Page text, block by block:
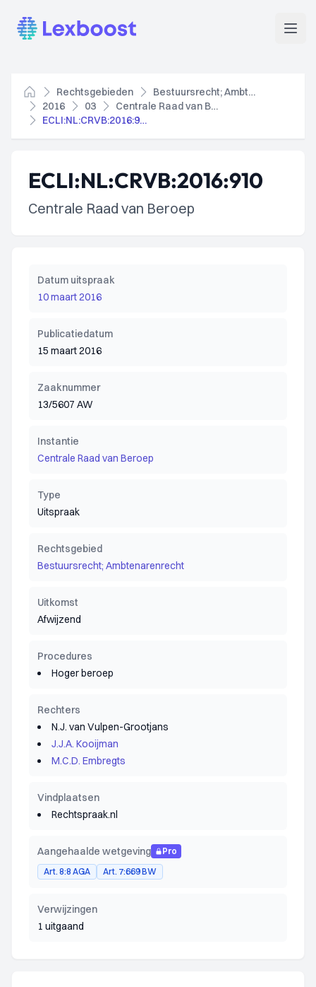
Lexboost
Home
Rechtsgebieden
Bestuursrecht; Ambtenarenrecht
2016
03
Centrale Raad van Beroep
ECLI:NL:CRVB:2016:910
ECLI:NL:CRVB:2016:910
Centrale Raad van Beroep
Datum uitspraak
10 maart 2016
Publicatiedatum
15 maart 2016
Zaaknummer
13/5607 AW
Instantie
Centrale Raad van Beroep
Type
Uitspraak
Rechtsgebied
Bestuursrecht; Ambtenarenrecht
Uitkomst
Afwijzend
Procedures
Hoger beroep
Rechters
N.J. van Vulpen-Grootjans
J.J.A. Kooijman
M.C.D. Embregts
Vindplaatsen
Rechtspraak.nl
Aangehaalde wetgeving
Pro
Art. 8:8 AGA
Art. 7:669 BW
Verwijzingen
1 uitgaand